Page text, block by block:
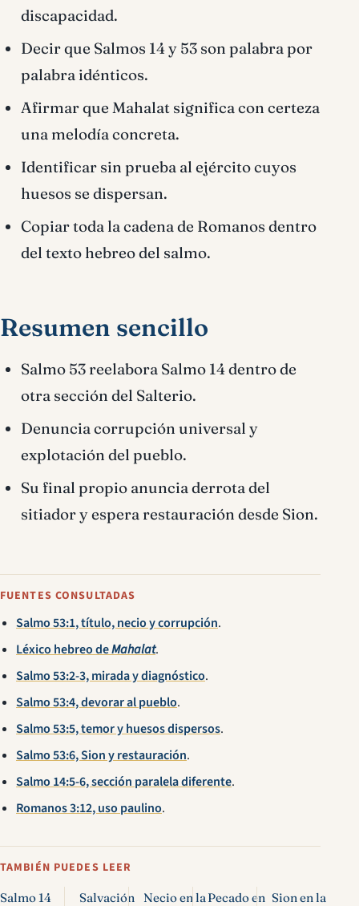
discapacidad.
Decir que Salmos 14 y 53 son palabra por
palabra idénticos.
Afirmar que Mahalat significa con certeza
una melodía concreta.
Identificar sin prueba al ejército cuyos
huesos se dispersan.
Copiar toda la cadena de Romanos dentro
del texto hebreo del salmo.
Resumen sencillo
Salmo 53 reelabora Salmo 14 dentro de
otra sección del Salterio.
Denuncia corrupción universal y
explotación del pueblo.
Su final propio anuncia derrota del
sitiador y espera restauración desde Sion.
FUENTES CONSULTADAS
Salmo 53:1, título, necio y corrupción.
Léxico hebreo deMahalat.
Salmo 53:2-3, mirada y diagnóstico.
Salmo 53:4, devorar al pueblo.
Salmo 53:5, temor y huesos dispersos.
Salmo 53:6, Sion y restauración.
Salmo 14:5-6, sección paralela diferente.
Romanos 3:12, uso paulino.
TAMBIÉN PUEDES LEER
Salmo 14 Salvación Necio en laPecado en Sion en la